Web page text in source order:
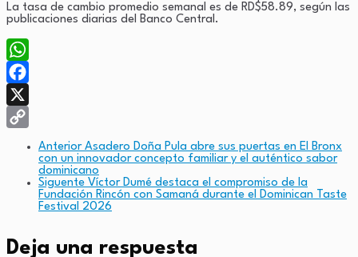
La tasa de cambio promedio semanal es de RD$58.89, según las
publicaciones diarias del Banco Central.
WhatsApp
Facebook
X
Anterior Asadero Doña Pula abre sus puertas en El Bronx
con un innovador concepto familiar y el auténtico sabor
dominicano
Siguente Víctor Dumé destaca el compromiso de la
Fundación Rincón con Samaná durante el Dominican Taste
Festival 2026
Deja una respuesta